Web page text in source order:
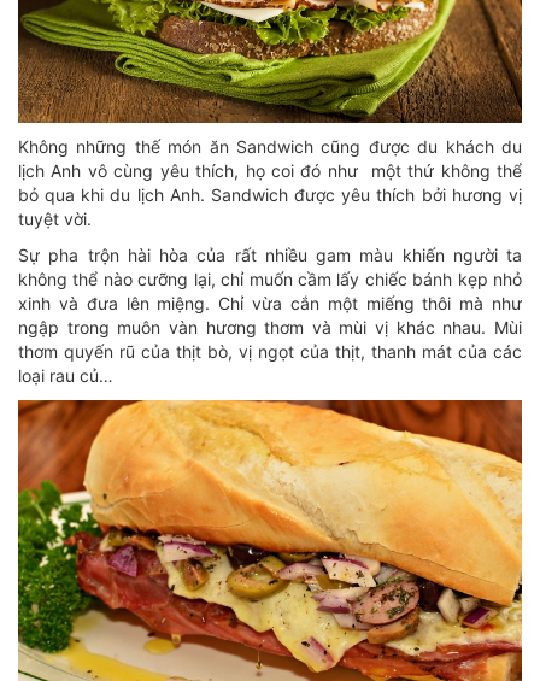
Không những thế món ăn Sandwich cũng được du khách du
lịch Anh vô cùng yêu thích, họ coi đó như một thứ không thể
bỏ qua khi du lịch Anh. Sandwich được yêu thích bởi hương vị
tuyệt vời.
Sự pha trộn hài hòa của rất nhiều gam màu khiến người ta
không thể nào cưỡng lại, chỉ muốn cầm lấy chiếc bánh kẹp nhỏ
xinh và đưa lên miệng. Chỉ vừa cắn một miếng thôi mà như
ngập trong muôn vàn hương thơm và mùi vị khác nhau. Mùi
thơm quyến rũ của thịt bò, vị ngọt của thịt, thanh mát của các
loại rau củ…